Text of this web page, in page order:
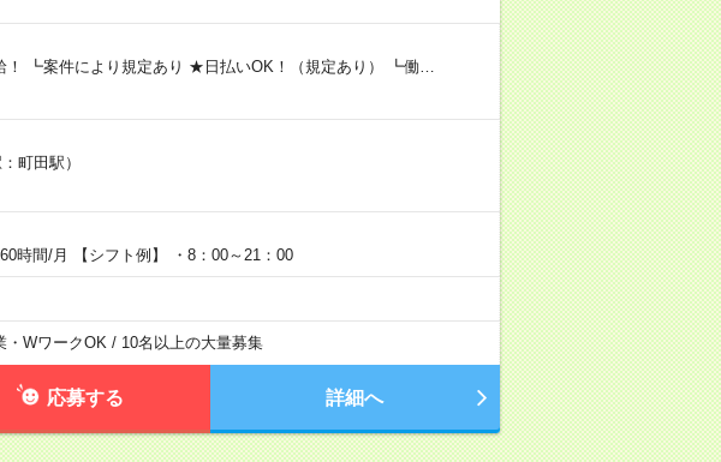
！ ┗案件により規定あり ★日払いOK！（規定あり） ┗働…
町田駅）
時間/月 【シフト例】 ・8：00～21：00
WワークOK / 10名以上の大量募集
応募する 詳細へ